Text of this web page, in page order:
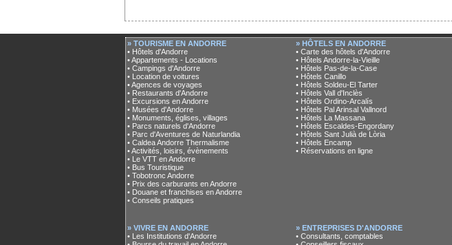
» TOURISME EN ANDORRE
• Hôtels d'Andorre
• Appartements - Locations
• Campings d'Andorre
• Location de voitures
• Agences de voyages
• Restaurants d'Andorre
• Excursions en Andorre
• Musées d'Andorre
• Monuments, églises, villages
• Parcs naturels d'Andorre
• Parc d'Aventures de Naturlandia
• Caldea Andorre Thermalisme
• Activités, loisirs, évènements
• Le VTT en Andorre
• Bus Touristique
• Tobotronc Andorre
• Prix des carburants en Andorre
• Douane et franchises en Andorre
• Conseils pratiques
» HÔTELS EN ANDORRE
• Carte des hôtels d'Andorre
• Hôtels Andorre-la-Vieille
• Hôtels Pas-de-la-Case
• Hôtels Canillo
• Hôtels Soldeu-El Tarter
• Hôtels Vall d'Inclès
• Hôtels Ordino-Arcalís
• Hôtels Pal Arinsal Vallnord
• Hôtels La Massana
• Hôtels Escaldes-Engordany
• Hôtels Sant Julià de Lòria
• Hôtels Encamp
• Réservations en ligne
» VIVRE EN ANDORRE
• Les Institutions d'Andorre
» ENTREPRISES D'ANDORRE
• Consultants, comptables